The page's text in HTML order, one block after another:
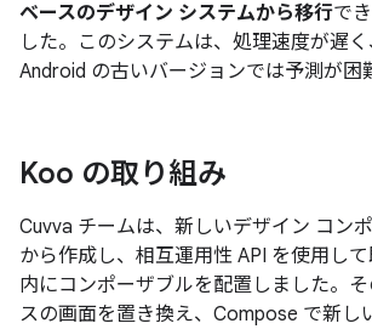
ベースのデザイン システムから移行で
した。このシステムは、処理速度が遅く
Android の古いバージョンでは予測が困
Koo の取り組み
Cuvva チームは、新しいデザイン コン
から作成し、相互運用性 API を使用し
内にコンポーザブルを配置しました。
スの画面を置き換え、Compose で新し